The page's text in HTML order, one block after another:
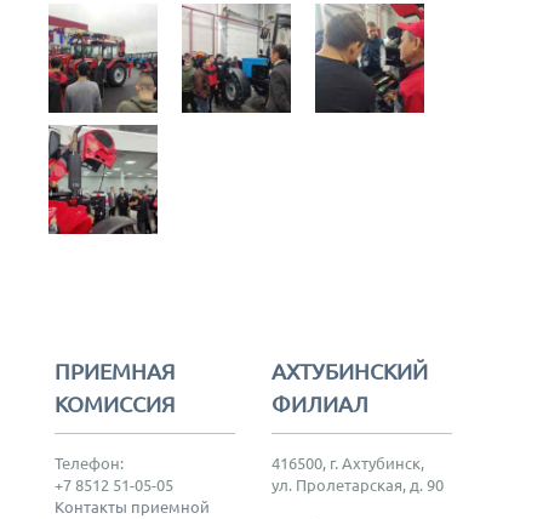
ПРИЕМНАЯ
КОМИССИЯ
Телефон:
+7 8512 51-05-05
Контакты приемной
АХТУБИНСКИЙ
ФИЛИАЛ
416500, г. Ахтубинск,
ул. Пролетарская, д. 90